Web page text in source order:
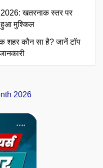
खतरनाक स्तर पर
हुआ मुश्किल
शहर कौन सा है? जानें टॉप